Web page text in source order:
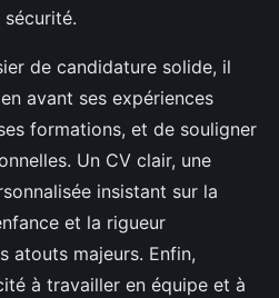
de candidature solide, il
avant ses expériences
formations, et de souligner
Un CV clair, une
insistant sur la
et la rigueur
atouts majeurs. Enfin,
à travailler en équipe et à